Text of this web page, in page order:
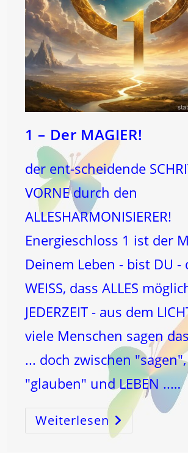
1 – Der MAGIER!
der ent-scheidende
VORNE durch den
ALLESHARMONISIERER!
Energieschloss 1 ist der
Deinem Leben - bist DU -
WEISS, dass ALLES
JEDERZEIT - aus dem
viele Menschen sagen
... doch zwischen
"glauben" und LEBEN ..…
Weiterlesen–
Der